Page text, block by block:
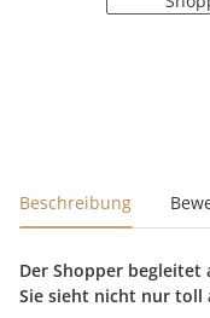
Beschreibung
Der Shopper begleitet
Sie sieht nicht nur toll